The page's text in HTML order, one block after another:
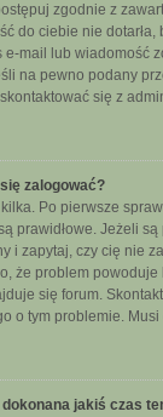
zgodnie z
do ciebie nie dotarła,
e-mail lub wiadomość
na pewno podany
się z
zalogować?
Po pierwsze
prawidłowe. Jeżeli
i zapytaj, czy cię nie
że problem powoduje
się forum.
o tym problemie.
dokonana jakiś czas